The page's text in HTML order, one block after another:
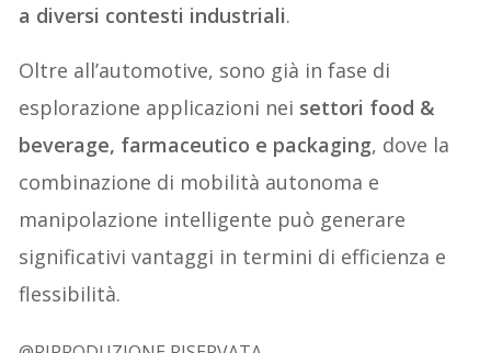
a diversi contesti industriali.
Oltre all’automotive, sono già in fase di
esplorazione applicazioni nei settori food &
beverage, farmaceutico e packaging, dove la
combinazione di mobilità autonoma e
manipolazione intelligente può generare
significativi vantaggi in termini di efficienza e
flessibilità.